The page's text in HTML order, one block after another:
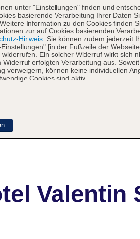
Valentin
unter "Einstellungen" finden und
basierende Verarbeitung Ihrer Daten
Information zu den Cookies finden
zur auf Cookies basierenden
Hinweis . Sie können zudem jederzeit
[in der Fußzeile der
Ein solcher Widerruf wirkt sich
erfolgten Verarbeitung aus. Soweit
verweigern, können keine individuellen
Cookies sind aktiv.